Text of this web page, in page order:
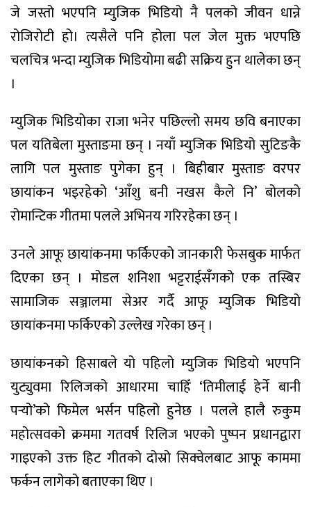
जे जस्तो भएपनि म्युजिक भिडियो नै पलको जीवन धान्ने
रोजिरोटी हो। त्यसैले पनि होला पल जेल मुक्त भएपछि
चलचित्र भन्दा म्युजिक भिडियोमा बढी सक्रिय हुन थालेका छन्
।
म्युजिक भिडियोका राजा भनेर पछिल्लो समय छवि बनाएका
पल यतिबेला मुस्ताङमा छन् । नयाँ म्युजिक भिडियो सुटिङकै
लागि पल मुस्ताङ पुगेका हुन् । बिहीबार मुस्ताङ वरपर
छायांकन भइरहेको ‘आँशु बनी नखस कैले नि’ बोलको
रोमान्टिक गीतमा पलले अभिनय गरिरहेका छन् ।
उनले आफू छायांकनमा फर्किएको जानकारी फेसबुक मार्फत
दिएका छन् । मोडल शनिशा भट्टराईसँगको एक तस्बिर
सामाजिक सञ्जालमा सेअर गर्दै आफू म्युजिक भिडियो
छायांकनमा फर्किएको उल्लेख गरेका छन् ।
छायांकनको हिसाबले यो पहिलो म्युजिक भिडियो भएपनि
युट्युवमा रिलिजको आधारमा चाहिँ ‘तिमीलाई हेर्ने बानी
पर्‍यो’को फिमेल भर्सन पहिलो हुनेछ । पलले हालै रुकुम
महोत्सवको क्रममा गतवर्ष रिलिज भएको पुष्पन प्रधानद्वारा
गाइएको उक्त हिट गीतको दोस्रो सिक्वेलबाट आफू काममा
फर्कन लागेको बताएका थिए ।